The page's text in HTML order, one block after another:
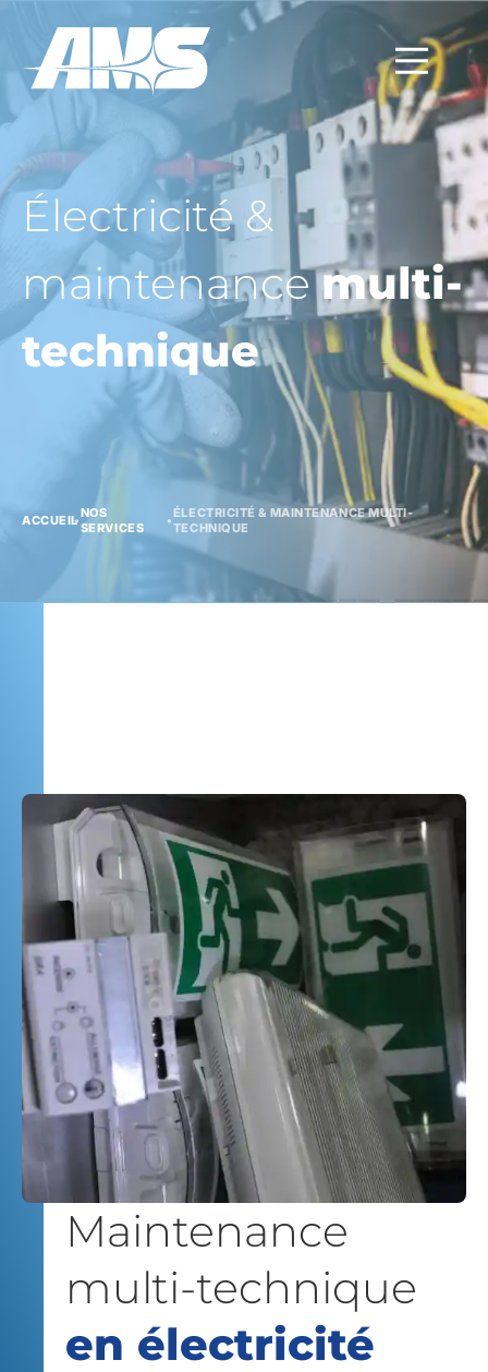
Électricité &
maintenancemulti-
technique
ACCUEIL•NOS
SERVICES
•ÉLECTRICITÉ & MAINTENANCE MULTI-
TECHNIQUE
Maintenance
multi-technique
en électricité